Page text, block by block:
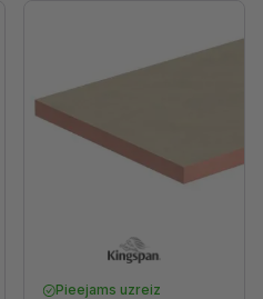
Pieejams uzreiz